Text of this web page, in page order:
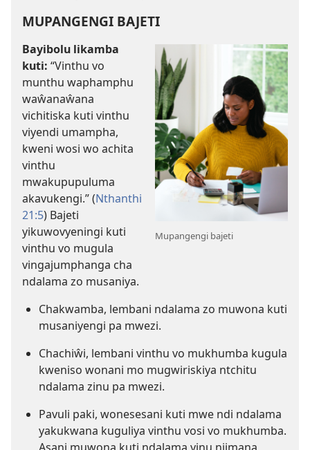
MUPANGENGI BAJETI
Mupangengi bajeti
Bayibolu likamba
kuti: “Vinthu vo
munthu waphamphu
waŵanaŵana
vichitiska kuti vinthu
viyendi umampha,
kweni wosi wo achita
vinthu
mwakupupuluma
akavukengi.” (Nthanthi
21:5) Bajeti
yikuwovyeningi kuti
vinthu vo mugula
vingajumphanga cha
ndalama zo musaniya.
Chakwamba, lembani ndalama zo muwona kuti
musaniyengi pa mwezi.
Chachiŵi, lembani vinthu vo mukhumba kugula
kweniso wonani mo mugwiriskiya ntchitu
ndalama zinu pa mwezi.
Pavuli paki, wonesesani kuti mwe ndi ndalama
yakukwana kuguliya vinthu vosi vo mukhumba.